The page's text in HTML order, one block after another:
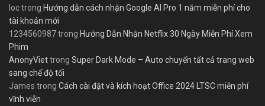
loctrong Hướng dẫn cách nhận Google AI Pro 1 năm miễn phí cho
tài khoản mới
1234560987trong Hướng Dẫn Nhận Netflix 30 Ngày Miễn Phí Xem
Phim
AnonyViettrong Super Dark Mode – Auto chuyển tất cả trang web
sang chế độ tối
James trong Cách cài đặt và kích hoạt Office 2024 LTSC miễn phí
vĩnh viễn